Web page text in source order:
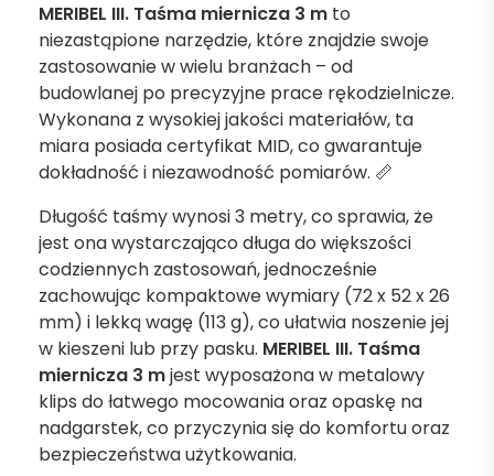
MERIBEL III. Taśma miernicza 3 m to
niezastąpione narzędzie, które znajdzie swoje
zastosowanie w wielu branżach – od
budowlanej po precyzyjne prace rękodzielnicze.
Wykonana z wysokiej jakości materiałów, ta
miara posiada certyfikat MID, co gwarantuje
dokładność i niezawodność pomiarów. 📏
Długość taśmy wynosi 3 metry, co sprawia, że
jest ona wystarczająco długa do większości
codziennych zastosowań, jednocześnie
zachowując kompaktowe wymiary (72 x 52 x 26
mm) i lekką wagę (113 g), co ułatwia noszenie jej
w kieszeni lub przy pasku. MERIBEL III. Taśma
miernicza 3 mjest wyposażona w metalowy
klips do łatwego mocowania oraz opaskę na
nadgarstek, co przyczynia się do komfortu oraz
bezpieczeństwa użytkowania.